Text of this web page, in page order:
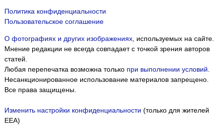
Политика конфиденциальности
Пользовательское соглашение
О фотографиях и других изображениях, используемых на сайте.
Мнение редакции не всегда совпадает с точкой зрения авторов
статей.
Любая перепечатка возможна только при выполнении условий
Несанкционированное использование материалов запрещено.
Все права защищены.
Изменить настройки конфиденциальности (только для жителей
EEA)